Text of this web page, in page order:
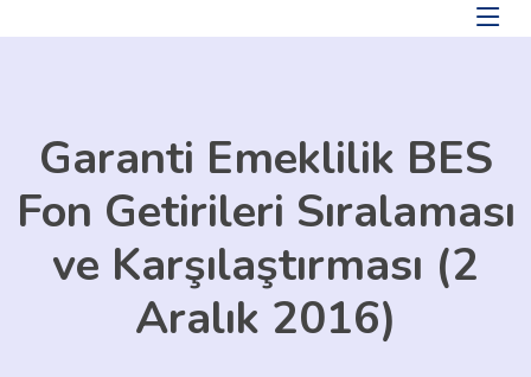
Garanti Emeklilik BES
Fon Getirileri Sıralaması
ve Karşılaştırması (2
Aralık 2016)